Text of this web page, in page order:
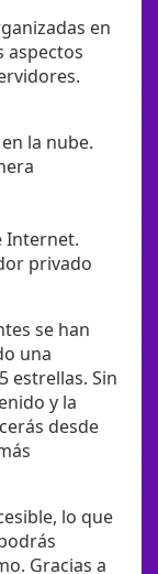
en
aspectos
la nube.
Internet.
privado
se han
una
estrellas. Sin
y la
desde
lo que
Gracias a